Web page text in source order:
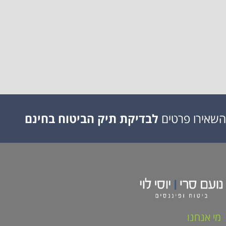
השאירו פרטים לבדיקת תיק הביטוח בחינם
מי אנחנו